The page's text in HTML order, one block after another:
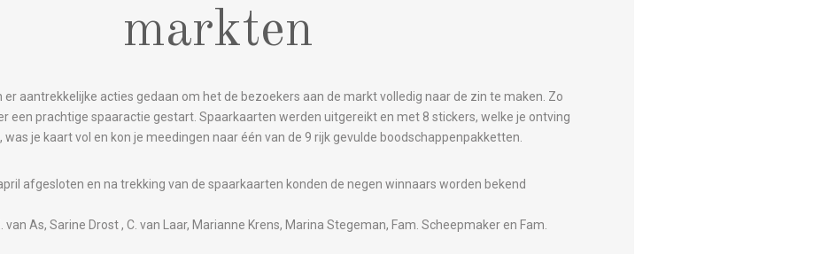
markten
er aantrekkelijke acties gedaan om het de bezoekers aan de markt volledig naar de zin te maken. Zo
een prachtige spaaractie gestart. Spaarkaarten werden uitgereikt en met 8 stickers, welke je ontving
was je kaart vol en kon je meedingen naar één van de 9 rijk gevulde boodschappenpakketten.
afgesloten en na trekking van de spaarkaarten konden de negen winnaars worden bekend
‬van As, Sarine Drost‭ , C‭. ‬van Laar, Marianne Krens‭, Marina Stegeman, Fam‭. ‬Scheepmaker‬‬‬ en ‭‭‭‭Fam‭.